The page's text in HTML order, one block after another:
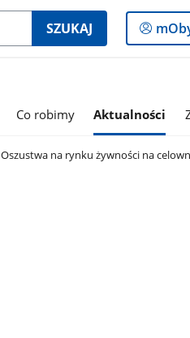
SZUKAJ
do
Co robimy Aktualności
Oszustwa na rynku żywności na